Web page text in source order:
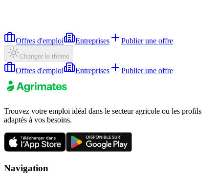
Offres d'emploi Entreprises Publier une offre
Changer le thème
Offres d'emploi Entreprises Publier une offre
Trouvez votre emploi idéal dans le secteur agricole ou les profils
adaptés à vos besoins.
Navigation